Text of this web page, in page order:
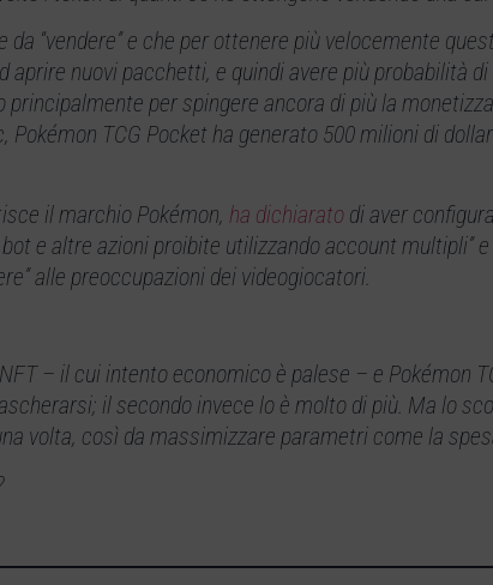
“vendere” e che per ottenere più velocemente
aprire nuovi pacchetti, e quindi avere più probabilità
per spingere ancora di più la
Pokémon TCG Pocket ha generato 500 milioni di
il marchio Pokémon, ha dichiarato di aver
e altre azioni proibite utilizzando account multipli”
alle preoccupazioni dei videogiocatori.
– il cui intento economico è palese – e Pokémon
il secondo invece lo è molto di più. Ma lo
volta, così da massimizzare parametri come la